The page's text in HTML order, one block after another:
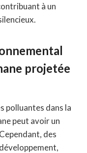
à un
projetée
polluantes dans la
peut avoir un
des